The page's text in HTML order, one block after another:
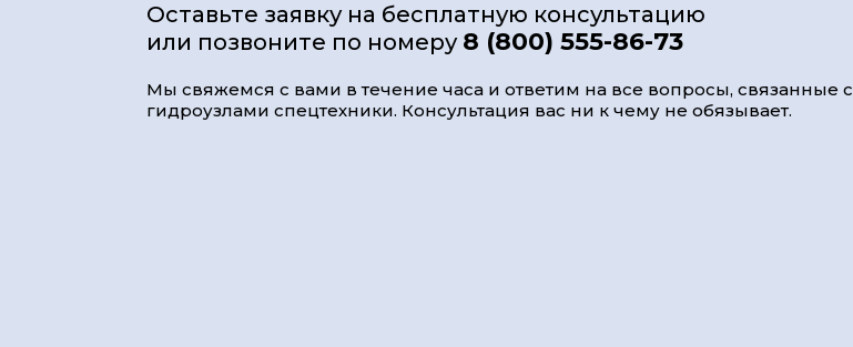
Оставьте заявку на бесплатную консультацию
или позвоните по номеру 8 (800) 555-86-73
Мы свяжемся с вами в течение часа и ответим на все вопросы, связанные с
гидроузлами спецтехники. Консультация вас ни к чему не обязывает.